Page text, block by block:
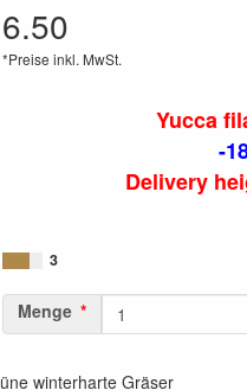
6.50
*Preise inkl. MwSt.
Yucca
-
Delivery
3
Menge
winterharte Gräser